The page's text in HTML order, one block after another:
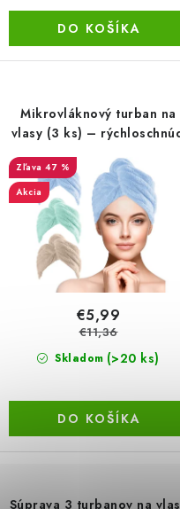
DOPLNKOVÝ PREDAJ
LETNÝ VÝPREDAJ
LacnoBlog
Dopravné a Platby
Vratky
Obchodné podmienky
Reklamačný poriadok
Ako
DO KOŠÍKA
Mikrovláknový turban na
vlasy (3 ks) –
47 %
Akcia
Skladom (>20 ks)
€5,99
€11,36
DO KOŠÍKA
Súprava 3 turbanov na